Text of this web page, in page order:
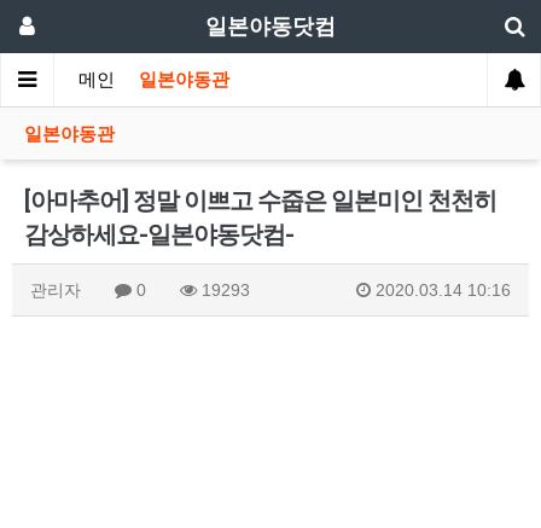
일본야동닷컴
메인 일본야동관
일본야동관
[아마추어] 정말 이쁘고 수줍은 일본미인 천천히
감상하세요-일본야동닷컴-
관리자 0 19293 2020.03.14 10:16